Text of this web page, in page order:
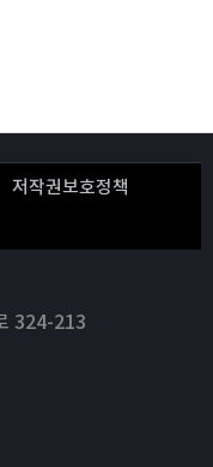
저작권보호정책
324-213